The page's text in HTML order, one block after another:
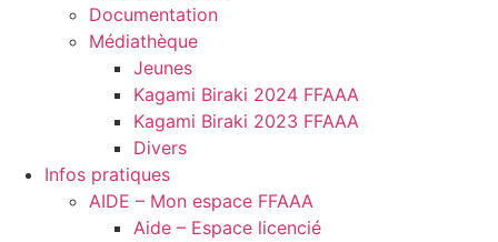
Documentation
Médiathèque
Jeunes
Kagami Biraki 2024 FFAAA
Kagami Biraki 2023 FFAAA
Divers
Infos pratiques
AIDE – Mon espace FFAAA
Aide – Espace licencié